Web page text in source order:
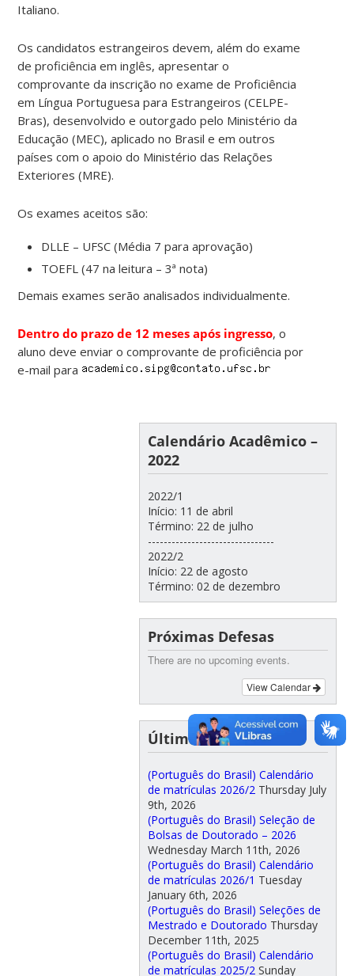
Italiano.
Os candidatos estrangeiros devem, além do exame
de proficiência em inglês, apresentar o
comprovante da inscrição no exame de Proficiência
em Língua Portuguesa para Estrangeiros (CELPE-
Bras), desenvolvido e outorgado pelo Ministério da
Educação (MEC), aplicado no Brasil e em outros
países com o apoio do Ministério das Relações
Exteriores (MRE).
Os exames aceitos são:
DLLE – UFSC (Média 7 para aprovação)
TOEFL (47 na leitura – 3ª nota)
Demais exames serão analisados individualmente.
Dentro do prazo de 12 meses após ingresso, o
aluno deve enviar o comprovante de proficiência por
e-mail para
Calendário Acadêmico –
2022
2022/1
Início: 11 de abril
Término: 22 de julho
--------------------------------
2022/2
Início: 22 de agosto
Término: 02 de dezembro
Próximas Defesas
There are no upcoming events.
View Calendar
Últimas Notícias
(Português do Brasil) Calendário
de matrículas 2026/2 Thursday July
9th, 2026
(Português do Brasil) Seleção de
Bolsas de Doutorado – 2026
Wednesday March 11th, 2026
(Português do Brasil) Calendário
de matrículas 2026/1 Tuesday
January 6th, 2026
(Português do Brasil) Seleções de
Mestrado e Doutorado Thursday
December 11th, 2025
(Português do Brasil) Calendário
de matrículas 2025/2 Sunday